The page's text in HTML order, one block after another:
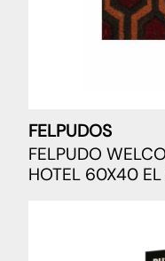
FELPUDOS
FELPUDO
HOTEL 60X40 EL